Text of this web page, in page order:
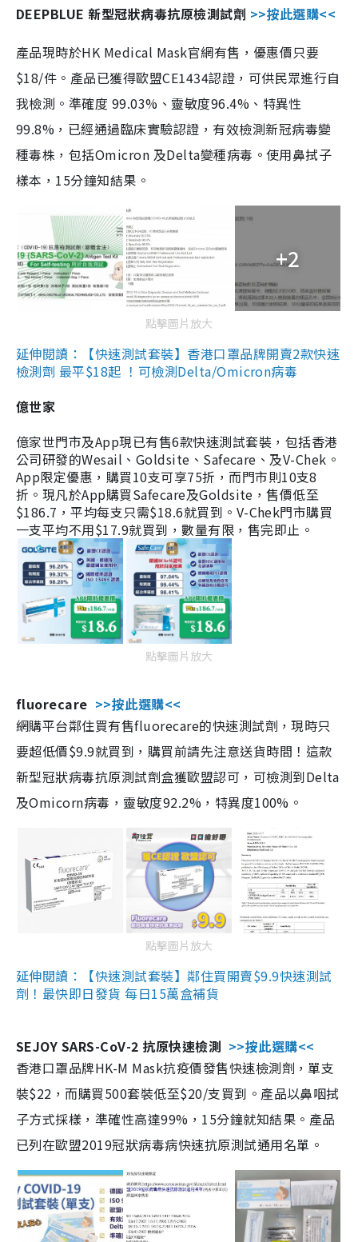
DEEPBLUE 新型冠狀病毒抗原檢測試劑 >>按此選購<<
產品現時於HK Medical Mask官網有售，優惠價只要
$18/件。產品已獲得歐盟CE1434認證，可供民眾進行自
我檢測。準確度 99.03%、靈敏度96.4%、特異性
99.8%，已經通過臨床實驗認證，有效檢測新冠病毒變
種毒株，包括Omicron 及Delta變種病毒。使用鼻拭子
樣本，15分鐘知結果。
+2
點擊圖片放大
延伸閱讀：【快速測試套裝】香港口罩品牌開賣2款快速
檢測劑 最平$18起 ！可檢測Delta/Omicron病毒
億世家
億家世門市及App現已有售6款快速測試套裝，包括香港
公司研發的Wesail、Goldsite、Safecare、及V-Chek。
App限定優惠，購買10支可享75折，而門市則10支8
折。現凡於App購買Safecare及Goldsite，售價低至
$186.7，平均每支只需$18.6就買到。V-Chek門市購買
一支平均不用$17.9就買到，數量有限，售完即止。
點擊圖片放大
fluorecare >>按此選購<<
網購平台鄰住買有售fluorecare的快速測試劑，現時只
要超低價$9.9就買到，購買前請先注意送貨時間！這款
新型冠狀病毒抗原測試劑盒獲歐盟認可，可檢測到Delta
及Omicorn病毒，靈敏度92.2%，特異度100%。
點擊圖片放大
延伸閱讀：【快速測試套裝】鄰住買開賣$9.9快速測試
劑！最快即日發貨 每日15萬盒補貨
SEJOY SARS-CoV-2 抗原快速檢測 >>按此選購<<
香港口罩品牌HK-M Mask抗疫價發售快速檢測劑，單支
裝$22，而購買500套裝低至$20/支買到。產品以鼻咽拭
子方式採樣，準確性高達99%，15分鐘就知結果。產品
已列在歐盟2019冠狀病毒病快速抗原測試通用名單。